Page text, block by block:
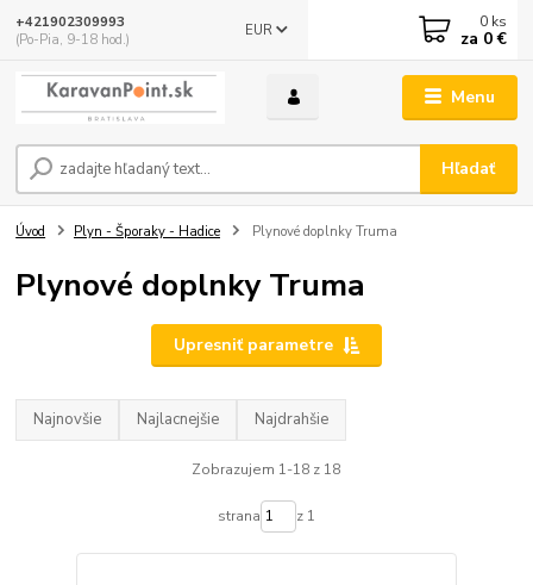
Menu
EUR
Hľadať
+421902309993
(Po-Pia, 9-18 hod.)
0 ks
za 0 €
Úvod Plyn - Šporaky - Hadice Plynové doplnky Truma
Plynové doplnky Truma
Upresniť parametre
Najnovšie Najlacnejšie Najdrahšie
Zobrazujem 1-18 z 18
strana z 1